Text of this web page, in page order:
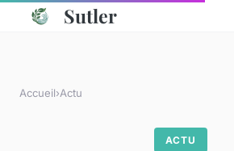
Sutler
Accueil›Actu
ACTU